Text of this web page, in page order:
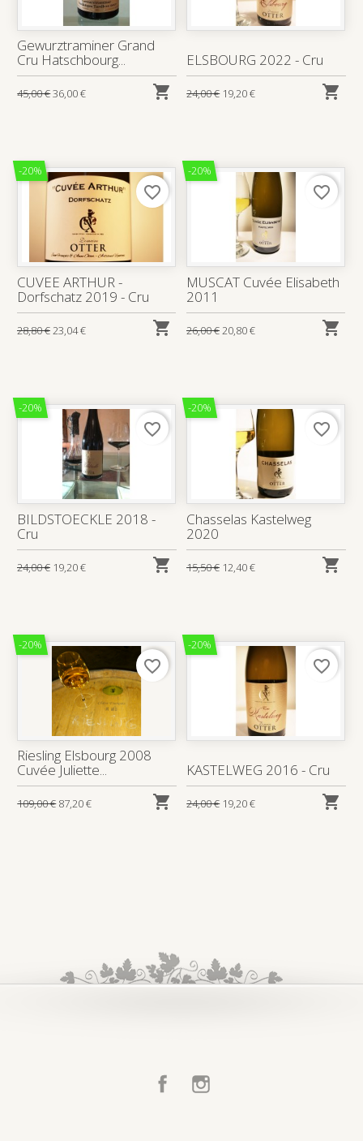
Gewurztraminer Grand
Cru Hatschbourg...
45,00 €36,00 € 
ELSBOURG 2022 - Cru
24,00 € 19,20 € 
-20%
CUVEE ARTHUR -
Dorfschatz 2019 - Cru
28,80 €23,04 € 
favorite_border
-20%
MUSCAT Cuvée Elisabeth
2011
26,00 €20,80 € 
favorite_border
-20%
BILDSTOECKLE 2018 -
Cru
24,00 € 19,20 € 
favorite_border
-20%
Chasselas Kastelweg
2020
15,50 € 12,40 € 
favorite_border
-20%
Riesling Elsbourg 2008
Cuvée Juliette...
109,00 € 87,20 € 
favorite_border
-20%
KASTELWEG 2016 - Cru
24,00 € 19,20 € 
favorite_border
Facebook